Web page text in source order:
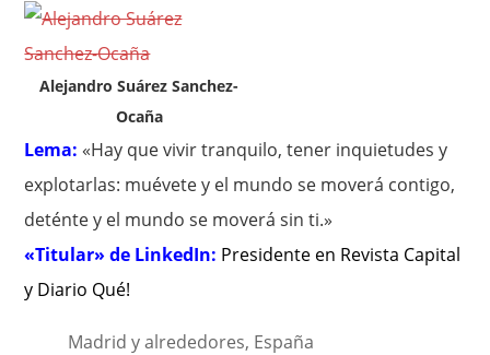
Alejandro Suárez Sanchez-
Ocaña
Lema: «Hay que vivir tranquilo, tener inquietudes y
explotarlas: muévete y el mundo se moverá contigo,
deténte y el mundo se moverá sin ti.»
«Titular» de LinkedIn: Presidente en Revista Capital
y Diario Qué!
Madrid y alrededores, España